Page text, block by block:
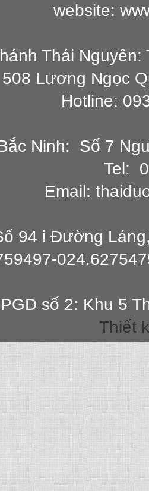
website:
Thái Nguyên:
Lương Ngọc
Hotline:
Ninh: Số 7
Tel:
Email:
94 i Đường
số 2: Khu 5
Thiết